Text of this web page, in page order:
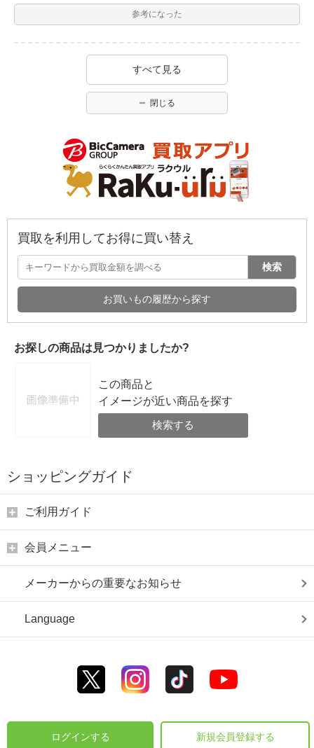
参考になった
すべて見る
閉じる
買取を利用してお得に買い替え
検索
お買いもの履歴から探す
お探しの商品は見つかりましたか?
この商品と
イメージが近い商品を探す
検索する
ショッピングガイド
ご利用ガイド
会員メニュー
メーカーからの重要なお知らせ
Language
ログインする 新規会員登録する